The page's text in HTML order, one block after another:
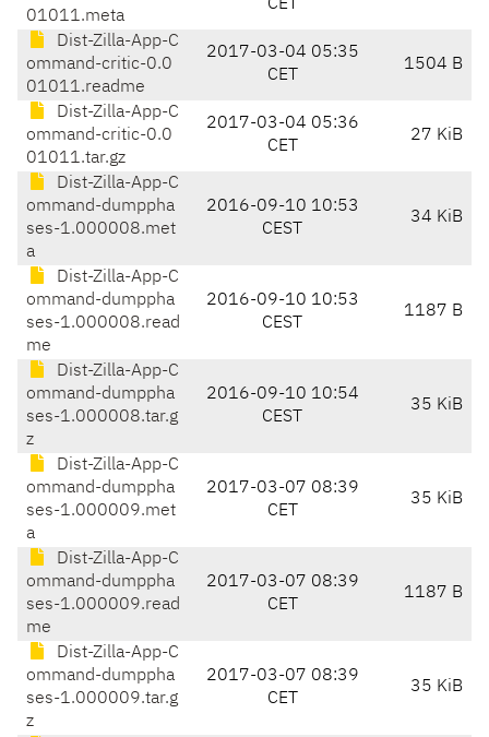
01011.meta
CET
Dist-Zilla-App-C
ommand-critic-0.0
01011.readme
2017-03-04 05:35
CET
1504 B
Dist-Zilla-App-C
ommand-critic-0.0
01011.tar.gz
2017-03-04 05:36
CET
27 KiB
Dist-Zilla-App-C
ommand-dumppha
ses-1.000008.met
a
2016-09-10 10:53
CEST
34 KiB
Dist-Zilla-App-C
ommand-dumppha
ses-1.000008.read
me
2016-09-10 10:53
CEST
1187 B
Dist-Zilla-App-C
ommand-dumppha
ses-1.000008.tar.g
z
2016-09-10 10:54
CEST
35 KiB
Dist-Zilla-App-C
ommand-dumppha
ses-1.000009.met
a
2017-03-07 08:39
CET
35 KiB
Dist-Zilla-App-C
ommand-dumppha
ses-1.000009.read
me
2017-03-07 08:39
CET
1187 B
Dist-Zilla-App-C
ommand-dumppha
ses-1.000009.tar.g
z
2017-03-07 08:39
CET
35 KiB